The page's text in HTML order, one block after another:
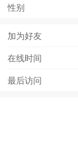
性别
加为好友
在线时间
最后访问